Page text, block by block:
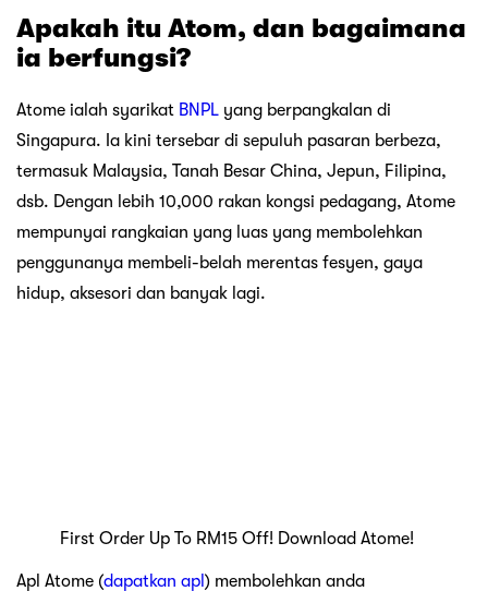
rakan kongsinya dan membayar melalui pembayaran
bulanan yang boleh diurus. Bahagian yang terbaik ialah
jumlah bil anda kerana perkhidmatan itu tidak mempunyai
yuran perkhidmatan atau caj faedah.
Jika anda memuat turun apl Atome sekarang, anda boleh
mendapat potongan sehingga RM15 untuk pembelian
seterusnya.
Beli di Gearevo